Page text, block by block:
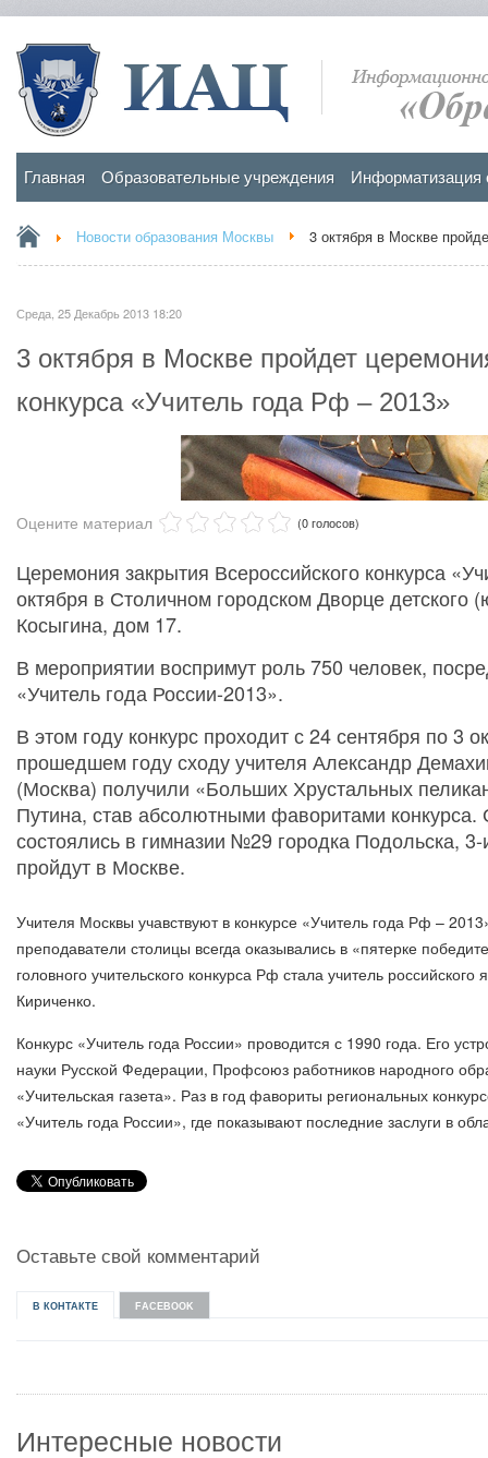
Главная Образовательные учреждения Информатизация
Новости образования Москвы 3 октября в Москве
Среда, 25 Декабрь 2013 18:20
3 октября в Москве пройдет
конкурса «Учитель года Рф – 2013»
Оцените материал (0 голосов)
Церемония закрытия Всероссийского конкурса
октября в Столичном городском Дворце детского
Косыгина, дом 17.
В мероприятии воспримут роль 750 человек,
«Учитель года России-2013».
В этом году конкурс проходит с 24 сентября по 3
прошедшем году сходу учителя Александр
(Москва) получили «Больших Хрустальных
Путина, став абсолютными фаворитами
состоялись в гимназии №29 городка Подольска,
пройдут в Москве.
Учителя Москвы учавствуют в конкурсе «Учитель года Рф –
преподаватели столицы всегда оказывались в «пятерке
головного учительского конкурса Рф стала учитель
Кириченко.
Конкурс «Учитель года России» проводится с 1990 года. Его
науки Русской Федерации, Профсоюз работников народного
«Учительская газета». Раз в год фавориты региональных
«Учитель года России», где показывают последние заслуги в
Оставьте свой комментарий
В КОНТАКТЕ FACEBOOK
Интересные новости